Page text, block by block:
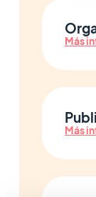
Más
Más